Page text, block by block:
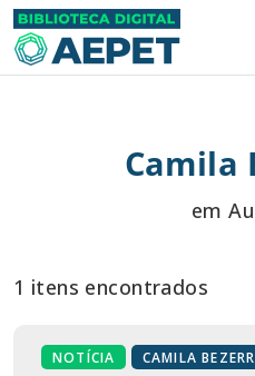
Camila
em
1 itens encontrados
NOTÍCIA CAMILA